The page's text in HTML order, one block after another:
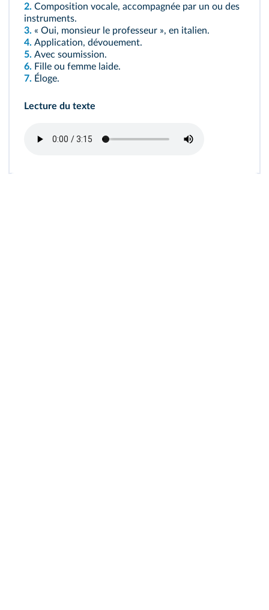
2. Composition vocale, accompagnée par un ou des
instruments.
3. « Oui, monsieur le professeur », en italien.
4. Application, dévouement.
5. Avec soumission.
6. Fille ou femme laide.
7. Éloge.
Lecture du texte